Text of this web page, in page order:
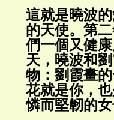
這就是曉波
的天使。第
們一個又健
天，曉波和
物：劉霞畫
花就是你，
憐而堅韌的女